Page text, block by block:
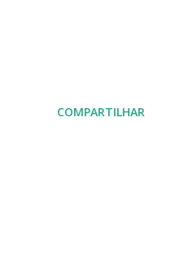
COMPARTILHAR